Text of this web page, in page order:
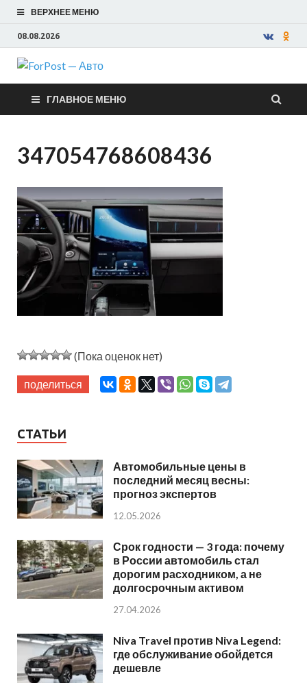
ВЕРХНЕЕ МЕНЮ
08.08.2026
ForPost —
Авто
ГЛАВНОЕ МЕНЮ
347054768608436
(Пока оценок нет)
поделиться
СТАТЬИ
Автомобильные цены в
последний месяц весны:
прогноз экспертов
12.05.2026
Срок годности — 3 года: почему
в России автомобиль стал
дорогим расходником, а не
долгосрочным активом
27.04.2026
Niva Travel против Niva Legend:
где обслуживание обойдется
дешевле